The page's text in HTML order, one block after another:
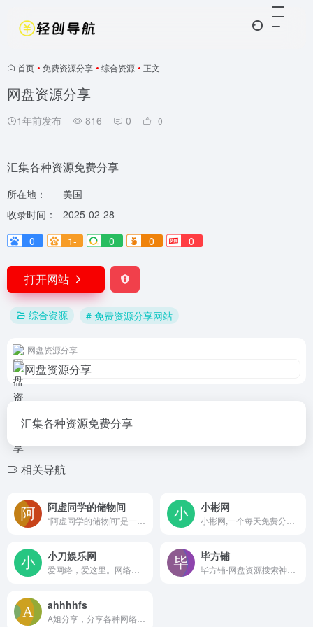
首页 • 免费资源分享 • 综合资源 • 正文
网盘资源分享
1年前发布 816 0 0
汇集各种资源免费分享
所在地：
美国
收录时间：
2025-02-28
0
1- 0 0 0
打开网站
综合资源 # 免费资源分享网站
网盘资源分享
汇集各种资源免费分享
相关导航
阿虚同学的储物间 小彬网
小刀娱乐网 毕方铺
ahhhhfs